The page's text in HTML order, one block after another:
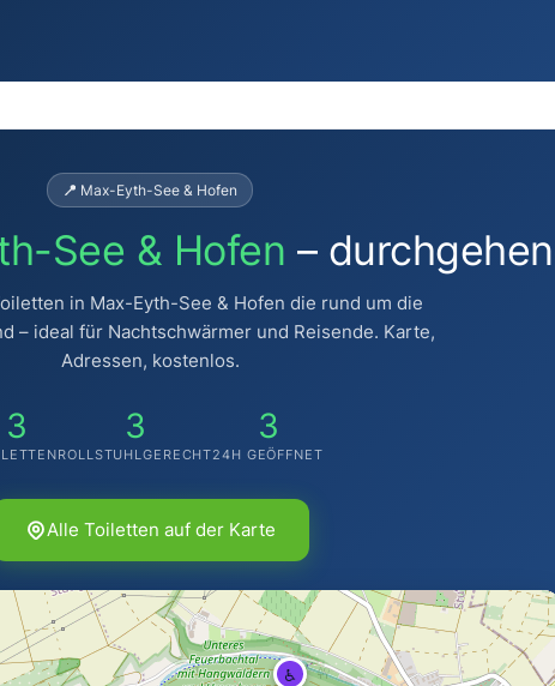
📍 Max-Eyth-See & Hofen
See & Hofen –
in Max-Eyth-See & Hofen die rund um die
– ideal für Nachtschwärmer und Reisende. Karte,
Adressen, kostenlos.
3 3
ROLLSTUHLGERECHT
3
24H GEÖFFNET
Alle Toiletten auf der Karte
♿